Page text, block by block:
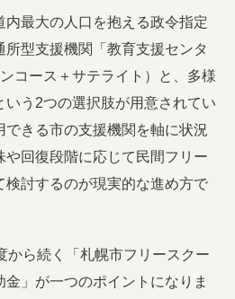
最大の人口を抱える政令指定
型支援機関「教育支援センタ
コース＋サテライト）と、多様
いう2つの選択肢が用意されてい
できる市の支援機関を軸に状況
や回復段階に応じて民間フリー
検討するのが現実的な進め方で
から続く「札幌市フリースクー
」が一つのポイントになりま